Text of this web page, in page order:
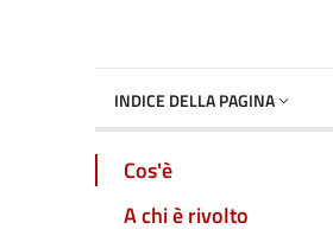
INDICE DELLA PAGINA
Cos'è
A chi è rivolto